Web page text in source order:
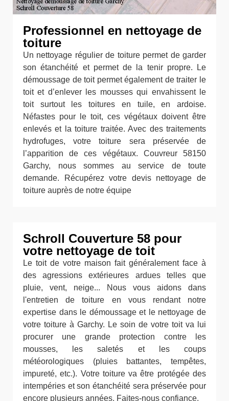
Professionnel en nettoyage de
toiture
Un nettoyage régulier de toiture permet de garder
son étanchéité et permet de la tenir propre. Le
démoussage de toit permet également de traiter le
toit et d’enlever les mousses qui envahissent le
toit surtout les toitures en tuile, en ardoise.
Néfastes pour le toit, ces végétaux doivent être
enlevés et la toiture traitée. Avec des traitements
hydrofuges, votre toiture sera préservée de
l’apparition de ces végétaux. Couvreur 58150
Garchy, nous sommes au service de toute
demande. Récupérez votre devis nettoyage de
toiture auprès de notre équipe
Schroll Couverture 58 pour
votre nettoyage de toit
Le toit de votre maison fait généralement face à
des agressions extérieures ardues telles que
pluie, vent, neige... Nous vous aidons dans
l'entretien de toiture en vous rendant notre
expertise dans le démoussage et le nettoyage de
votre toiture à Garchy. Le soin de votre toit va lui
procurer une grande protection contre les
mousses, les saletés et les coups
météorologiques (pluies battantes, tempêtes,
impureté, etc.). Votre toiture va être protégée des
intempéries et son étanchéité sera préservée pour
encore plusieurs années. Faites-nous confiance.